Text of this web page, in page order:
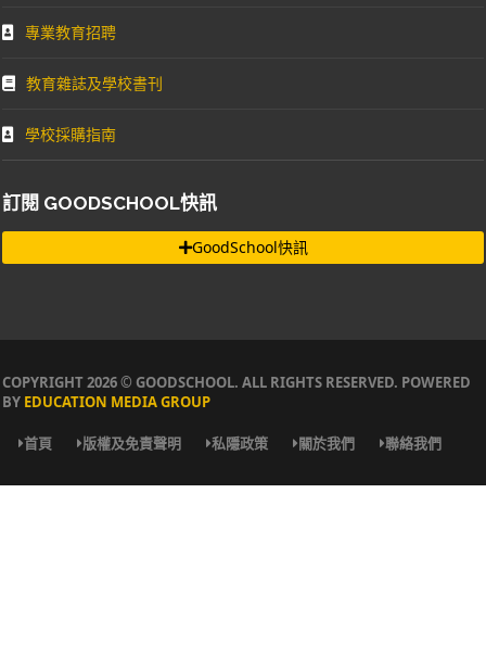
專業教育招聘
教育雜誌及學校書刊
學校採購指南
訂閱 GOODSCHOOL快訊
GoodSchool快訊
COPYRIGHT 2026 © GOODSCHOOL. ALL RIGHTS RESERVED. POWERED
BY EDUCATION MEDIA GROUP
首頁 版權及免責聲明 私隱政策 關於我們 聯絡我們